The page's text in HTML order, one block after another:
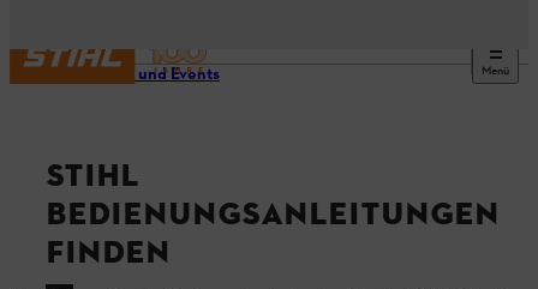
Menü
Service und Events
STIHL
BEDIENUNGSANLEITUNGEN
FINDEN